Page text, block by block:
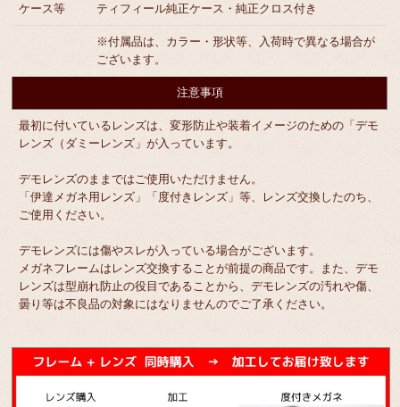
ケース等 ティフィール純正ケース・純正クロス付き
※付属品は、カラー・形状等、入荷時で異なる場合が
ございます。
注意事項
最初に付いているレンズは、変形防止や装着イメージのための「デモ
レンズ（ダミーレンズ」が入っています。
デモレンズのままではご使用いただけません。
「伊達メガネ用レンズ」「度付きレンズ」等、レンズ交換したのち、
ご使用ください。
デモレンズには傷やスレが入っている場合がございます。
メガネフレームはレンズ交換することが前提の商品です。また、デモ
レンズは型崩れ防止の役目であることから、デモレンズの汚れや傷、
曇り等は不良品の対象にはなりませんのでご了承ください。